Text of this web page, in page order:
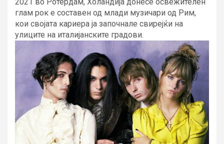
глам рок е составен од млади музичари од Рим,
кои својата кариера ја започнале свирејќи на
улиците на италијанските градови.